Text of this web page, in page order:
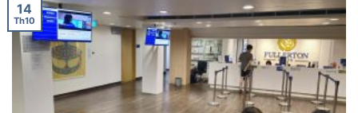
14
Th10